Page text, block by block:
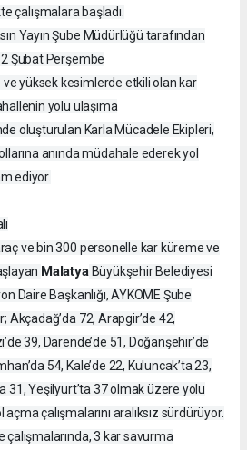
çalışmalara başladı.
Yayın Şube Müdürlüğü tarafından
2 Şubat Perşembe
yüksek kesimlerde etkili olan kar
yolu ulaşıma
oluşturulan Karla Mücadele Ekipleri,
anında müdahale ederek yol
ediyor.
ve bin 300 personelle kar küreme ve
MalatyaBüyükşehir Belediyesi
Daire Başkanlığı, AYKOME Şube
Akçadağ’da 72, Arapgir’de 42,
39, Darende’de 51, Doğanşehir’de
54, Kale’de 22, Kuluncak’ta 23,
31, Yeşilyurt’ta 37 olmak üzere yolu
çalışmalarını aralıksız sürdürüyor.
3 kar savurma